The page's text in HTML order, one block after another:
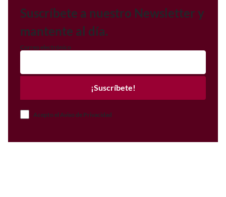
Suscríbete a nuestro Newsletter y
mantente al día.
Correo electrónico
¡Suscríbete!
Acepto el Aviso de Privacidad